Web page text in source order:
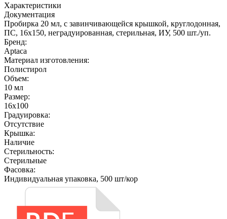
Характеристики
Документация
Пробирка 20 мл, с завинчивающейся крышкой, круглодонная,
ПС, 16х150, неградуированная, стерильная, ИУ, 500 шт./уп.
Бренд:
Aptaca
Материал изготовления:
Полиcтирол
Объем:
10 мл
Размер:
16х100
Градуировка:
Отсутствие
Крышка:
Наличие
Стерильность:
Стерильные
Фасовка:
Индивидуальная упаковка, 500 шт/кор